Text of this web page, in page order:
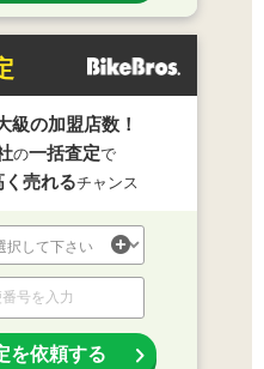
級の加盟店数！
の一括査定で
く売れるチャンス
を依頼する